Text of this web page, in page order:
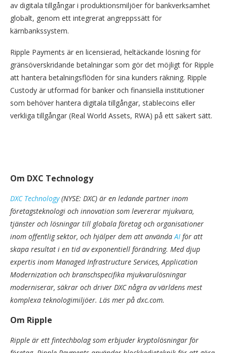
av digitala tillgångar i produktionsmiljöer för bankverksamhet
globalt, genom ett integrerat angreppssätt för
kärnbankssystem.
Ripple Payments är en licensierad, heltäckande lösning för
gränsöverskridande betalningar som gör det möjligt för Ripple
att hantera betalningsflöden för sina kunders räkning. Ripple
Custody är utformad för banker och finansiella institutioner
som behöver hantera digitala tillgångar, stablecoins eller
verkliga tillgångar (Real World Assets, RWA) på ett säkert sätt.
Om DXC Technology
DXC Technology(NYSE: DXC) är en ledande partner inom
företagsteknologi och innovation som levererar mjukvara,
tjänster och lösningar till globala företag och organisationer
inom offentlig sektor, och hjälper dem att användaAI för att
skapa resultat i en tid av exponentiell förändring. Med djup
expertis inom Managed Infrastructure Services, Application
Modernization och branschspecifika mjukvarulösningar
moderniserar, säkrar och driver DXC några av världens mest
komplexa teknologimiljöer. Läs mer på dxc.com.
Om Ripple
Ripple är ett fintechbolag som erbjuder kryptolösningar för